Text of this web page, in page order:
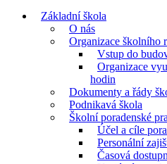
Základní škola
O nás
Organizace školního
Vstup do
Organizace
hodin
Dokumenty a řády
Podnikavá škola
Školní poradenské
Účel a cíle
Personální
Časová